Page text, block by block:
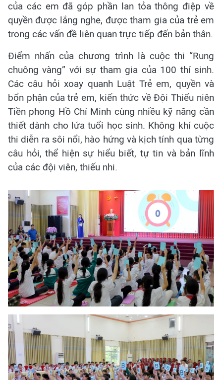
của các em đã góp phần lan tỏa thông điệp về
quyền được lắng nghe, được tham gia của trẻ em
trong các vấn đề liên quan trực tiếp đến bản thân.
Điểm nhấn của chương trình là cuộc thi “Rung
chuông vàng” với sự tham gia của 100 thí sinh.
Các câu hỏi xoay quanh Luật Trẻ em, quyền và
bổn phận của trẻ em, kiến thức về Đội Thiếu niên
Tiền phong Hồ Chí Minh cùng nhiều kỹ năng cần
thiết dành cho lứa tuổi học sinh. Không khí cuộc
thi diễn ra sôi nổi, hào hứng và kịch tính qua từng
câu hỏi, thể hiện sự hiểu biết, tự tin và bản lĩnh
của các đội viên, thiếu nhi.